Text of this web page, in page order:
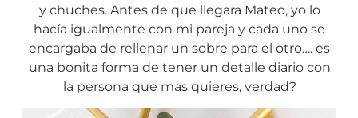
y chuches. Antes de que llegara Mateo, yo lo
hacía igualmente con mi pareja y cada uno se
encargaba de rellenar un sobre para el otro…. es
una bonita forma de tener un detalle diario con
la persona que mas quieres, verdad?